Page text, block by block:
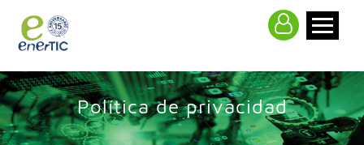
Política de privacidad